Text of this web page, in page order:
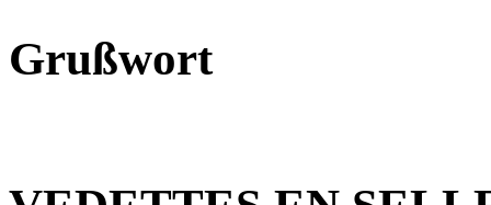
Grußwort